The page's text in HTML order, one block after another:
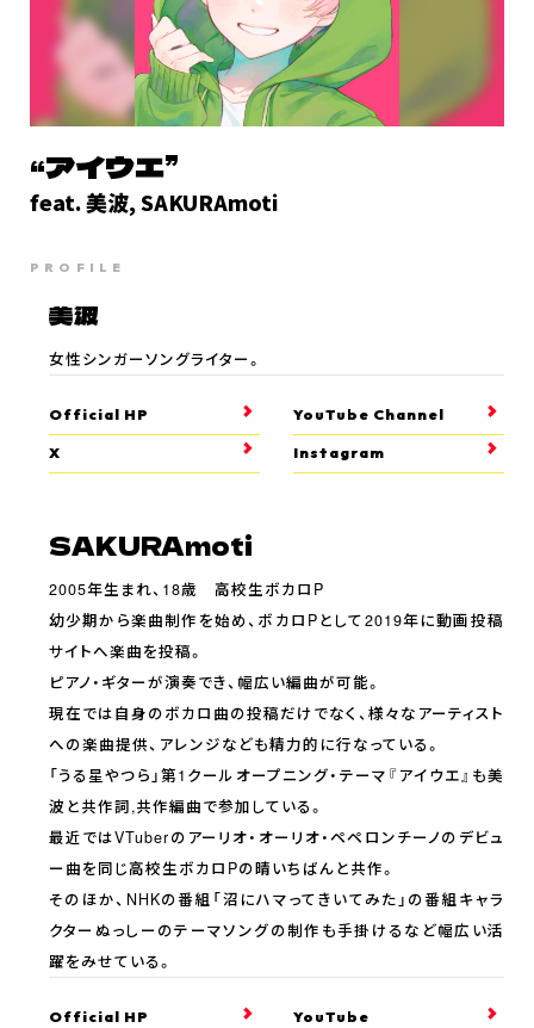
“アイウエ”
feat. 美波, SAKURAmoti
PROFILE
美波
女性シンガーソングライター。
Official HP
YouTube Channel
X
Instagram
SAKURAmoti
2005年生まれ、18歳 高校生ボカロP
幼少期から楽曲制作を始め、ボカロPとして2019年に動画投稿
サイトへ楽曲を投稿。
ピアノ・ギターが演奏でき、幅広い編曲が可能。
現在では自身のボカロ曲の投稿だけでなく、様々なアーティスト
への楽曲提供、アレンジなども精力的に行なっている。
「うる星やつら」第1クールオープニング・テーマ『アイウエ』も美
波と共作詞,共作編曲で参加している。
最近ではVTuberのアーリオ・オーリオ・ペペロンチーノのデビュ
ー曲を同じ高校生ボカロPの晴いちばんと共作。
そのほか、NHKの番組「沼にハマってきいてみた」の番組キャラ
クターぬっしーのテーマソングの制作も手掛けるなど幅広い活
躍をみせている。
Official HP
YouTube